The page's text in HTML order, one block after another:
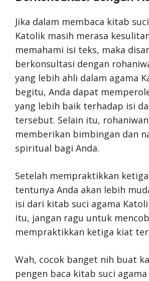
Jika dalam membaca kitab
Katolik masih merasa
memahami isi teks, maka
berkonsultasi dengan
yang lebih ahli dalam agama
begitu, Anda dapat
yang lebih baik terhadap isi
tersebut. Selain itu,
memberikan bimbingan dan
spiritual bagi Anda.
Setelah mempraktikkan
tentunya Anda akan lebih
isi dari kitab suci agama
itu, jangan ragu untuk
mempraktikkan ketiga kiat
Wah, cocok banget nih buat
pengen baca kitab suci